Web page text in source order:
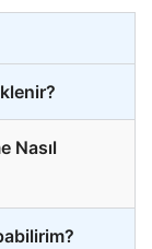
Nasıl